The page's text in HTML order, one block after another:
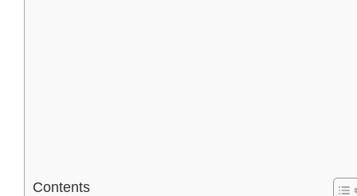
Contents